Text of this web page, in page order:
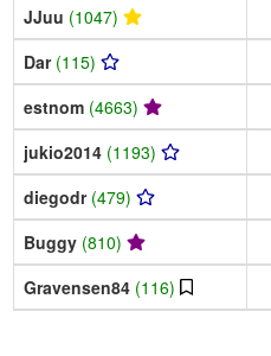
JJuu (1047)
Dar (115)
estnom (4663)
jukio2014 (1193)
diegodr (479)
Buggy (810)
Gravensen84 (116)